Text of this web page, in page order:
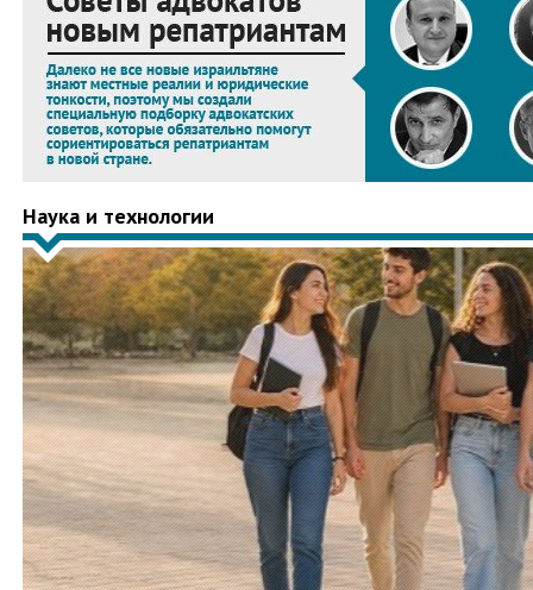
Наука и технологии